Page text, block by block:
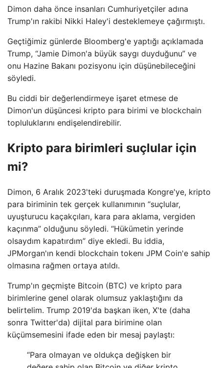
Dimon daha önce insanları Cumhuriyetçiler adına
Trump'ın rakibi Nikki Haley'i desteklemeye çağırmıştı.
Geçtiğimiz günlerde Bloomberg'e yaptığı açıklamada
Trump, “Jamie Dimon'a büyük saygı duyduğunu” ve
onu Hazine Bakanı pozisyonu için düşünebileceğini
söyledi.
Bu ciddi bir değerlendirmeye işaret etmese de
Dimon'un düşüncesi kripto para birimi ve blockchain
topluluklarını endişelendirebilir.
Kripto para birimleri suçlular için
mi?
Dimon, 6 Aralık 2023'teki duruşmada Kongre'ye, kripto
para biriminin tek gerçek kullanımının “suçlular,
uyuşturucu kaçakçıları, kara para aklama, vergiden
kaçınma” olduğunu söyledi. “Hükümetin yerinde
olsaydım kapatırdım” diye ekledi. Bu iddia,
JPMorgan'ın kendi blockchain tokenı JPM Coin'e sahip
olmasına rağmen ortaya atıldı.
Trump'ın geçmişte Bitcoin (BTC) ve kripto para
birimlerine genel olarak olumsuz yaklaştığını da
belirtelim. Trump 2019'da başkan iken, X'te (daha
sonra Twitter'da) dijital para birimine olan
küçümsemesini ifade eden bir mesaj paylaştı:
“Para olmayan ve oldukça değişken bir